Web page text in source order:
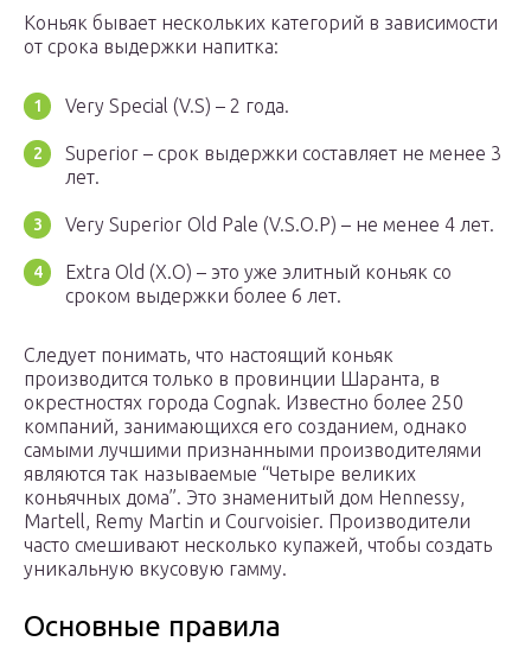
Коньяк бывает нескольких категорий в зависимости
от срока выдержки напитка:
Very Special (V.S) – 2 года.
Superior – срок выдержки составляет не менее 3
лет.
Very Superior Old Pale (V.S.O.P) – не менее 4 лет.
Extra Old (X.O) – это уже элитный коньяк со
сроком выдержки более 6 лет.
Следует понимать, что настоящий коньяк
производится только в провинции Шаранта, в
окрестностях города Cognak. Известно более 250
компаний, занимающихся его созданием, однако
самыми лучшими признанными производителями
являются так называемые “Четыре великих
коньячных дома”. Это знаменитый дом Hennessy,
Martell, Remy Martin и Courvoisier. Производители
часто смешивают несколько купажей, чтобы создать
уникальную вкусовую гамму.
Основные правила